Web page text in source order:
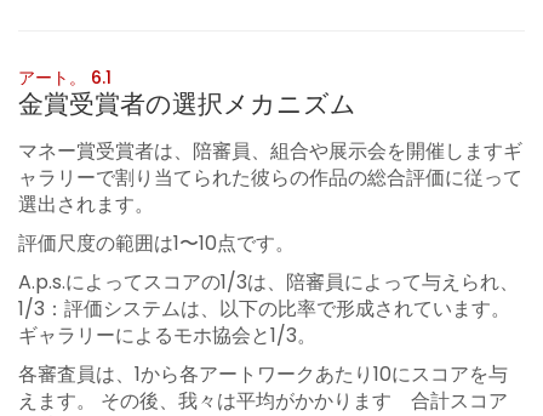
アート。 6.1
金賞受賞者の選択メカニズム
マネー賞受賞者は、陪審員、組合や展示会を開催しますギ
ャラリーで割り当てられた彼らの作品の総合評価に従って
選出されます。
評価尺度の範囲は1〜10点です。
A.p.s.によってスコアの1/3は、陪審員によって与えられ、
1/3：評価システムは、以下の比率で形成されています。
ギャラリーによるモホ協会と1/3。
各審査員は、1から各アートワークあたり10にスコアを与
えます。 その後、我々は平均がかかります 合計スコア